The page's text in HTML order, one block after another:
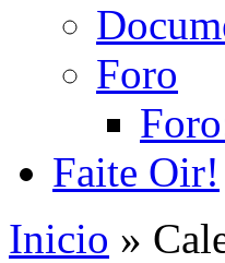
Foro
Faite Oir!
Inicio »